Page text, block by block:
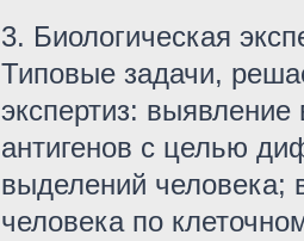
3. Биологическая
Типовые задачи,
экспертиз:
антигенов с целью
выделений
человека по